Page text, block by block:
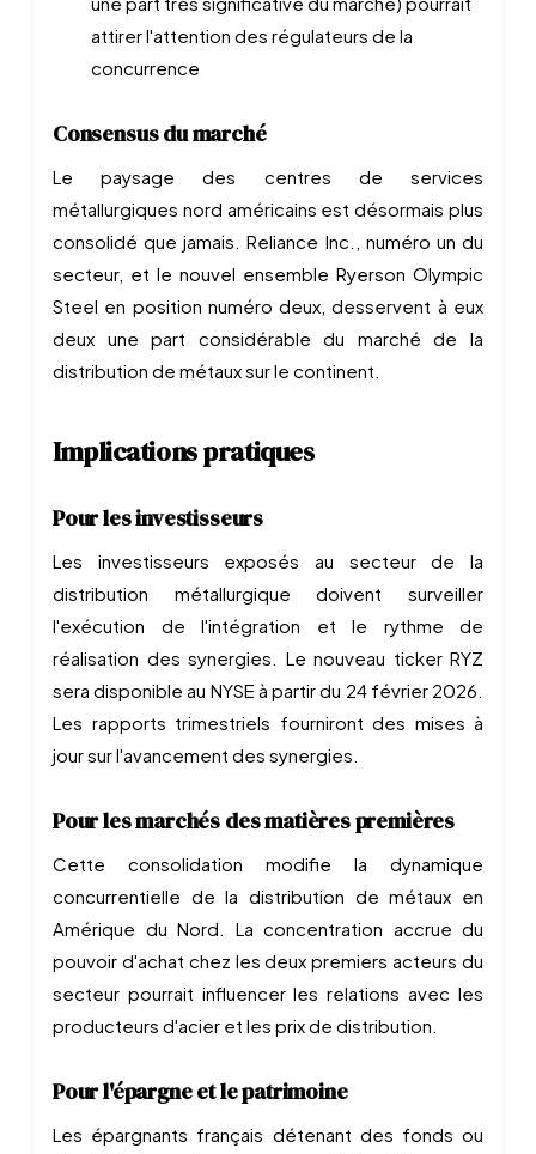
attirer l'attention des régulateurs de la
concurrence
Consensus du marché
Le paysage des centres de services
métallurgiques nord américains est désormais plus
consolidé que jamais. Reliance Inc., numéro un du
secteur, et le nouvel ensemble Ryerson Olympic
Steel en position numéro deux, desservent à eux
deux une part considérable du marché de la
distribution de métaux sur le continent.
Implications pratiques
Pour les investisseurs
Les investisseurs exposés au secteur de la
distribution métallurgique doivent surveiller
l'exécution de l'intégration et le rythme de
réalisation des synergies. Le nouveau ticker RYZ
sera disponible au NYSE à partir du 24 février 2026.
Les rapports trimestriels fourniront des mises à
jour sur l'avancement des synergies.
Pour les marchés des matières premières
Cette consolidation modifie la dynamique
concurrentielle de la distribution de métaux en
Amérique du Nord. La concentration accrue du
pouvoir d'achat chez les deux premiers acteurs du
secteur pourrait influencer les relations avec les
producteurs d'acier et les prix de distribution.
Pour l'épargne et le patrimoine
Les épargnants français détenant des fonds ou